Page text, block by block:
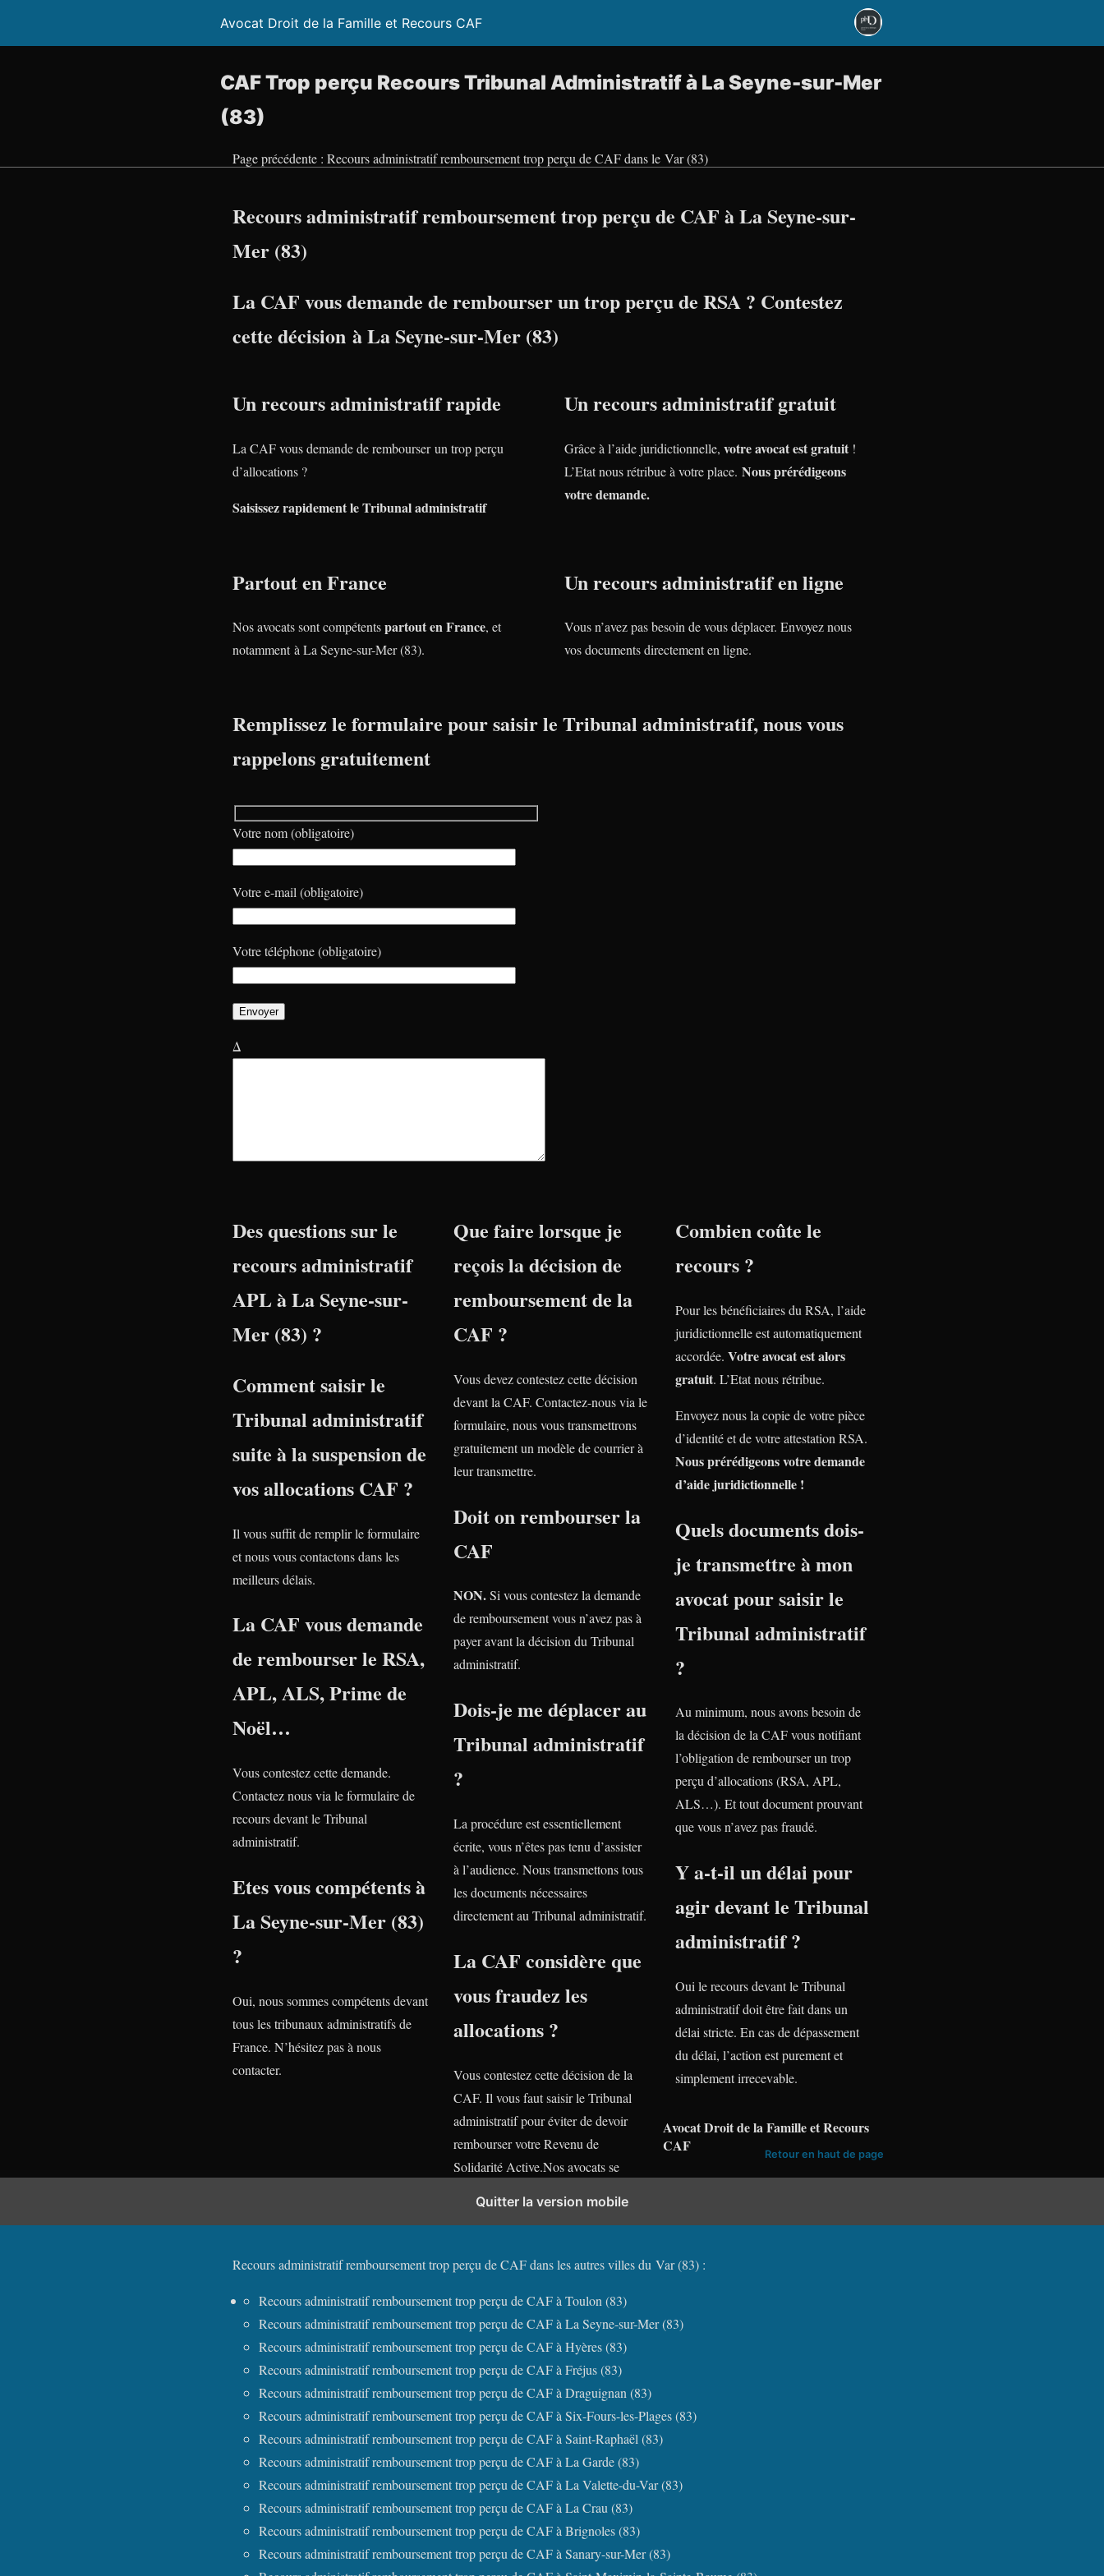
Avocat Droit de la Famille et Recours CAF
CAF Trop perçu Recours Tribunal Administratif à La Seyne-sur-Mer
(83)
Page précédente : Recours administratif remboursement trop perçu de CAF dans le Var (83)
Recours administratif remboursement trop perçu de CAF à La Seyne-sur-
Mer (83)
La CAF vous demande de rembourser un trop perçu de RSA ? Contestez
cette décision à La Seyne-sur-Mer (83)
Un recours administratif rapide
La CAF vous demande de rembourser un trop perçu
d’allocations ?
Saisissez rapidement le Tribunal administratif
Un recours administratif gratuit
Grâce à l’aide juridictionnelle, votre avocat est gratuit !
L’Etat nous rétribue à votre place. Nous prérédigeons
votre demande.
Partout en France
Nos avocats sont compétentspartout en France, et
notamment à La Seyne-sur-Mer (83).
Un recours administratif en ligne
Vous n’avez pas besoin de vous déplacer. Envoyez nous
vos documents directement en ligne.
Remplissez le formulaire pour saisir le Tribunal administratif, nous vous
rappelons gratuitement
Votre nom (obligatoire)
Votre e-mail (obligatoire)
Votre téléphone (obligatoire)
Δ
Des questions sur le
recours administratif
APL à La Seyne-sur-
Mer (83) ?
Comment saisir le
Tribunal administratif
suite à la suspension de
vos allocations CAF ?
Il vous suffit de remplir le formulaire
et nous vous contactons dans les
meilleurs délais.
La CAF vous demande
de rembourser le RSA,
APL, ALS, Prime de
Noël…
Vous contestez cette demande.
Contactez nous via le formulaire de
recours devant le Tribunal
administratif.
Etes vous compétents à
La Seyne-sur-Mer (83)
?
Oui, nous sommes compétents devant
tous les tribunaux administratifs de
France. N’hésitez pas à nous
contacter.
Que faire lorsque je
reçois la décision de
remboursement de la
CAF ?
Vous devez contestez cette décision
devant la CAF. Contactez-nous via le
formulaire, nous vous transmettrons
gratuitement un modèle de courrier à
leur transmettre.
Doit on rembourser la
CAF
NON.Si vous contestez la demande
de remboursement vous n’avez pas à
payer avant la décision du Tribunal
administratif.
Dois-je me déplacer au
Tribunal administratif
?
La procédure est essentiellement
écrite, vous n’êtes pas tenu d’assister
à l’audience. Nous transmettons tous
les documents nécessaires
directement au Tribunal administratif.
La CAF considère que
vous fraudez les
allocations ?
Vous contestez cette décision de la
CAF. Il vous faut saisir le Tribunal
administratif pour éviter de devoir
rembourser votre Revenu de
Solidarité Active.Nos avocats se
disposition.
Combien coûte le
recours ?
Pour les bénéficiaires du RSA, l’aide
juridictionnelle est automatiquement
accordée. Votre avocat est alors
gratuit. L’Etat nous rétribue.
Envoyez nous la copie de votre pièce
d’identité et de votre attestation RSA.
Nous prérédigeons votre demande
d’aide juridictionnelle !
Quels documents dois-
je transmettre à mon
avocat pour saisir le
Tribunal administratif
?
Au minimum, nous avons besoin de
la décision de la CAF vous notifiant
l’obligation de rembourser un trop
perçu d’allocations (RSA, APL,
ALS…). Et tout document prouvant
que vous n’avez pas fraudé.
Y a-t-il un délai pour
agir devant le Tribunal
administratif ?
Oui le recours devant le Tribunal
administratif doit être fait dans un
délai stricte. En cas de dépassement
du délai, l’action est purement et
simplement irrecevable.
Recours administratif remboursement trop perçu de CAF dans les autres villes du Var (83) :
Recours administratif remboursement trop perçu de CAF à Toulon (83)
Recours administratif remboursement trop perçu de CAF à La Seyne-sur-Mer (83)
Recours administratif remboursement trop perçu de CAF à Hyères (83)
Recours administratif remboursement trop perçu de CAF à Fréjus (83)
Recours administratif remboursement trop perçu de CAF à Draguignan (83)
Recours administratif remboursement trop perçu de CAF à Six-Fours-les-Plages (83)
Recours administratif remboursement trop perçu de CAF à Saint-Raphaël (83)
Recours administratif remboursement trop perçu de CAF à La Garde (83)
Recours administratif remboursement trop perçu de CAF à La Valette-du-Var (83)
Recours administratif remboursement trop perçu de CAF à La Crau (83)
Recours administratif remboursement trop perçu de CAF à Brignoles (83)
Recours administratif remboursement trop perçu de CAF à Sanary-sur-Mer (83)
Avocat Droit de la Famille et Recours
CAF
Retour en haut de page
Quitter la version mobile